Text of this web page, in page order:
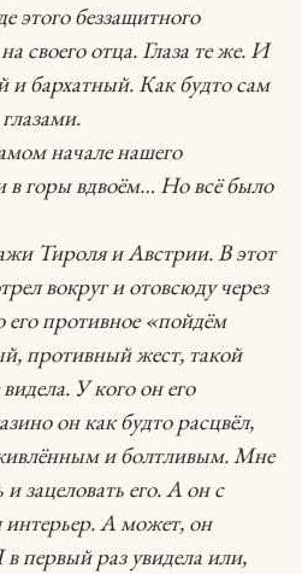
этого беззащитного
своего отца. Глаза те же. И
и бархатный. Как будто сам
начале нашего
в горы вдвоём… Но всё было
Тироля и Австрии. В этот
вокруг и отовсюду через
его противное «пойдём
противный жест, такой
У кого он его
он как будто расцвёл,
и болтливым. Мне
зацеловать его. А он с
интерьер. А может, он
первый раз увидела или,